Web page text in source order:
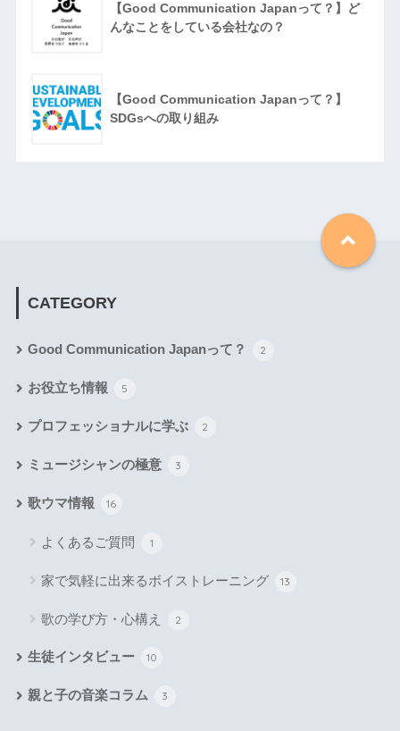
【Good Communication Japanって？】ど
んなことをしている会社なの？
【Good Communication Japanって？】
SDGsへの取り組み
CATEGORY
Good Communication Japanって？ 2
お役立ち情報 5
プロフェッショナルに学ぶ 2
ミュージシャンの極意 3
歌ウマ情報 16
よくあるご質問 1
家で気軽に出来るボイストレーニング 13
歌の学び方・心構え 2
生徒インタビュー 10
親と子の音楽コラム 3